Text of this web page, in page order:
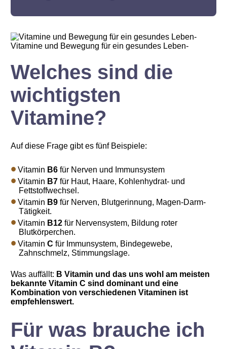
Vitamine und Bewegung für ein gesundes Leben-
Welches sind die
wichtigsten
Vitamine?
Auf diese Frage gibt es fünf Beispiele:
Vitamin B6 für Nerven und Immunsystem
Vitamin B7 für Haut, Haare, Kohlenhydrat- und
Fettstoffwechsel.
Vitamin B9 für Nerven, Blutgerinnung, Magen-Darm-
Tätigkeit.
Vitamin B12 für Nervensystem, Bildung roter
Blutkörperchen.
VitaminC für Immunsystem, Bindegewebe,
Zahnschmelz, Stimmungslage.
Was auffällt: B Vitamin und das uns wohl am meisten
bekannte Vitamin C sind dominant und eine
Kombination von verschiedenen Vitaminen ist
empfehlenswert.
Für was brauche ich